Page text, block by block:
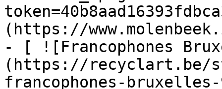
(https://
- [ ![Francophones
(https://recyclart.be/
francophones-bruxelles-